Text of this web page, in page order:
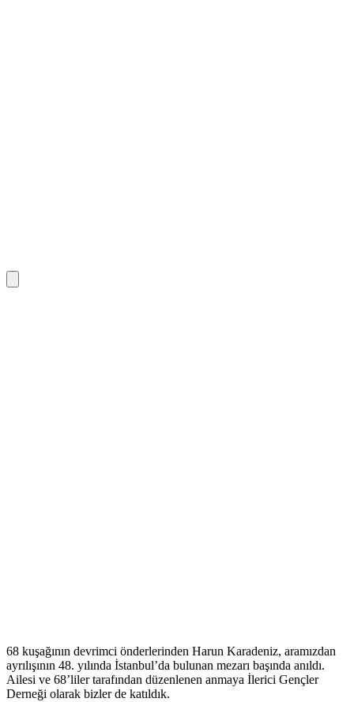
68 kuşağının devrimci önderlerinden Harun Karadeniz, aramızdan
ayrılışının 48. yılında İstanbul’da bulunan mezarı başında anıldı.
Ailesi ve 68’liler tarafından düzenlenen anmaya İlerici Gençler
Derneği olarak bizler de katıldık.